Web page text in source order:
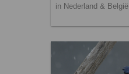
in Nederland & België